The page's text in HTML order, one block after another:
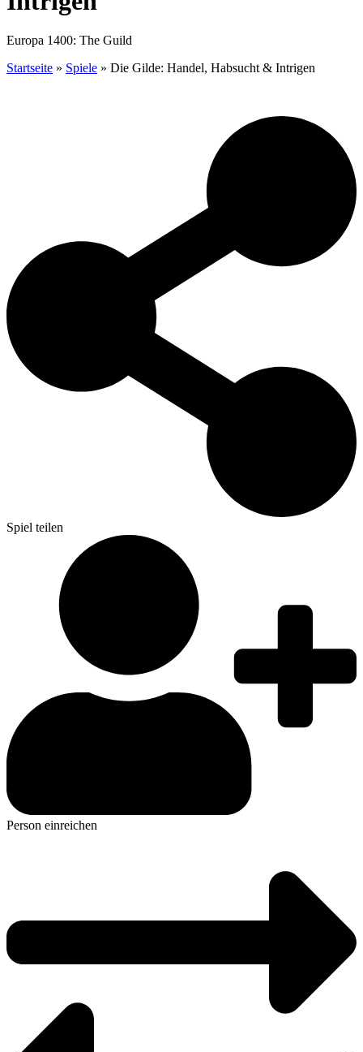
Europa 1400: The Guild
Startseite » Spiele » Die Gilde: Handel, Habsucht & Intrigen
Spiel teilen
Person einreichen